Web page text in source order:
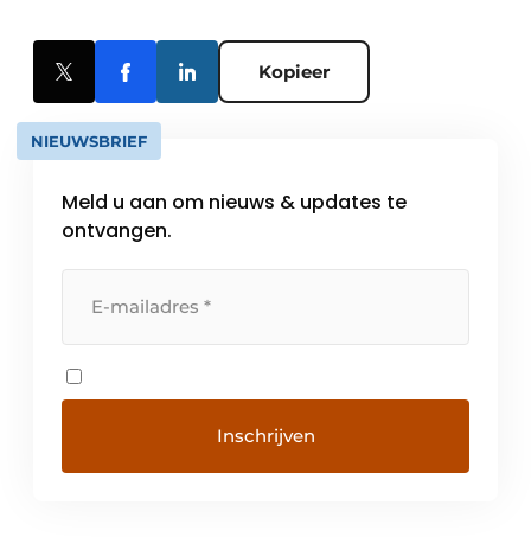
Kopieer
NIEUWSBRIEF
Meld u aan om nieuws & updates te
ontvangen.